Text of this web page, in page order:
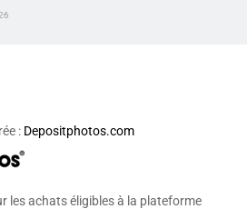
: Depositphotos.com
les achats éligibles à la plateforme